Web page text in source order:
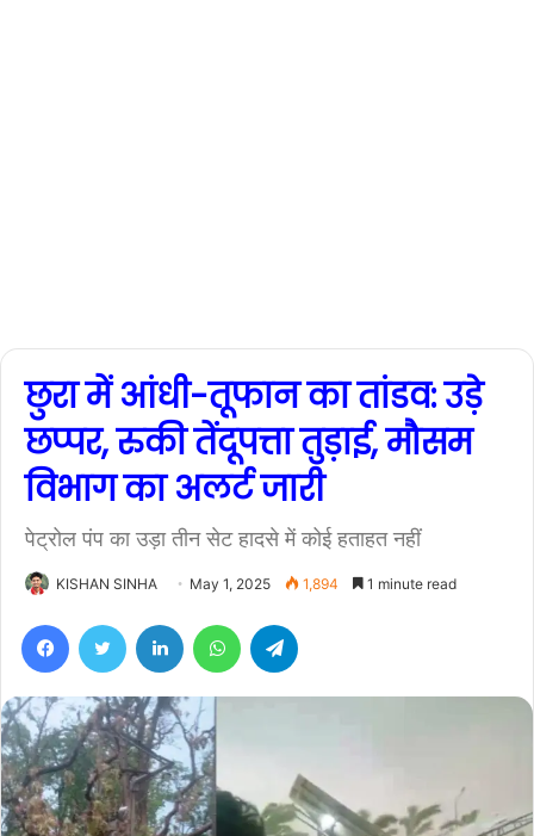
छुरा में आंधी-तूफान का तांडव: उड़े
छप्पर, रुकी तेंदूपत्ता तुड़ाई, मौसम
विभाग का अलर्ट जारी
पेट्रोल पंप का उड़ा तीन सेट हादसे में कोई हताहत नहीं
KISHAN SINHA May 1, 2025 1,894 1 minute read